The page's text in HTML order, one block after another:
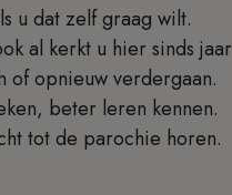
u dat zelf graag wilt.
al kerkt u hier sinds jaar
of opnieuw verdergaan.
beter leren kennen.
tot de parochie horen.